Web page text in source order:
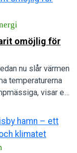
omöjlig för
nu slår värmen
temperaturerna
visar en